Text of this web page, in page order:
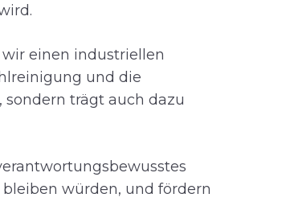
einen industriellen
und die
trägt auch dazu
würden, und fördern